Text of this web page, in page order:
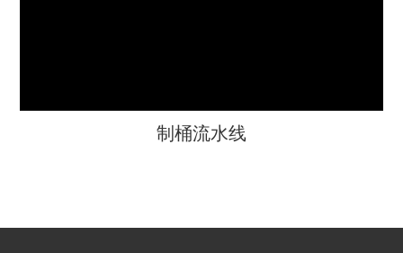
制桶流水线